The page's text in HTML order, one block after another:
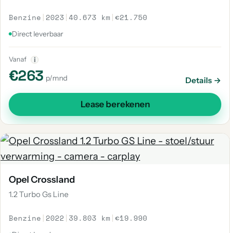
Benzine | 2023 |40.673 km |€21.750
Direct leverbaar
Vanaf i
€263 p/mnd Details →
Lease berekenen
Opel Crossland
1.2 Turbo Gs Line
Benzine | 2022 | 39.803 km |€19.990